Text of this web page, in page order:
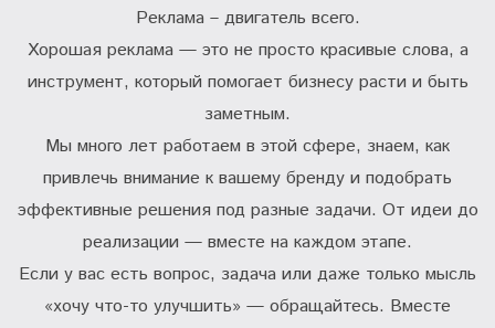
Реклама – двигатель всего.
Хорошая реклама — это не просто красивые слова, а
инструмент, который помогает бизнесу расти и быть
заметным.
Мы много лет работаем в этой сфере, знаем, как
привлечь внимание к вашему бренду и подобрать
эффективные решения под разные задачи. От идеи до
реализации — вместе на каждом этапе.
Если у вас есть вопрос, задача или даже только мысль
«хочу что-то улучшить» — обращайтесь. Вместе